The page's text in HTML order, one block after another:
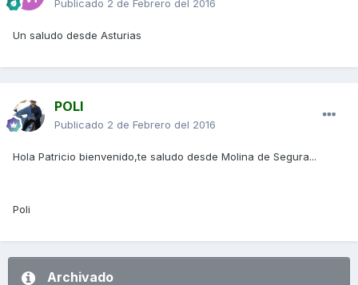
Publicado 2 de Febrero del 2016
Un saludo desde Asturias
POLI
Publicado 2 de Febrero del 2016
Hola Patricio bienvenido,te saludo desde Molina de Segura...
Poli
Archivado